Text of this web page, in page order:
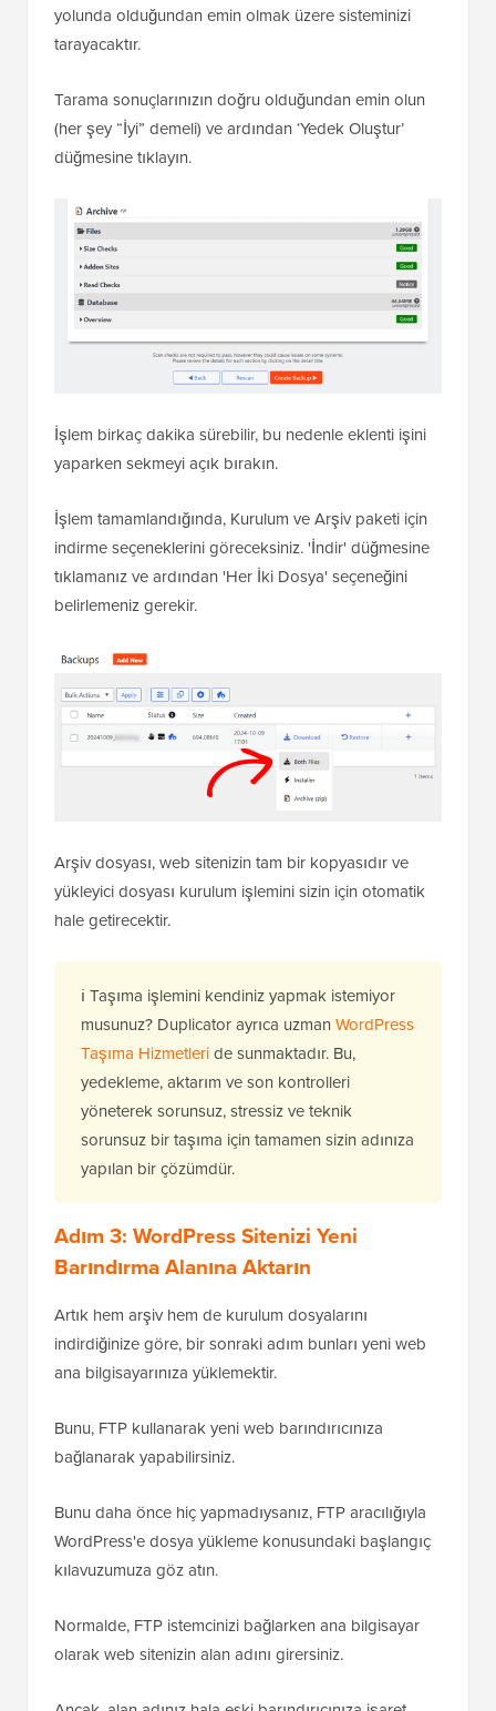
yolunda olduğundan emin olmak üzere sisteminizi
tarayacaktır.
Tarama sonuçlarınızın doğru olduğundan emin olun
(her şey “İyi” demeli) ve ardından ‘Yedek Oluştur’
düğmesine tıklayın.
İşlem birkaç dakika sürebilir, bu nedenle eklenti işini
yaparken sekmeyi açık bırakın.
İşlem tamamlandığında, Kurulum ve Arşiv paketi için
indirme seçeneklerini göreceksiniz. 'İndir' düğmesine
tıklamanız ve ardından 'Her İki Dosya' seçeneğini
belirlemeniz gerekir.
Arşiv dosyası, web sitenizin tam bir kopyasıdır ve
yükleyici dosyası kurulum işlemini sizin için otomatik
hale getirecektir.
ℹ️ Taşıma işlemini kendiniz yapmak istemiyor
musunuz? Duplicator ayrıca uzman WordPress
Taşıma Hizmetleride sunmaktadır. Bu,
yedekleme, aktarım ve son kontrolleri
yöneterek sorunsuz, stressiz ve teknik
sorunsuz bir taşıma için tamamen sizin adınıza
yapılan bir çözümdür.
Adım 3: WordPress Sitenizi Yeni
Barındırma Alanına Aktarın
Artık hem arşiv hem de kurulum dosyalarını
indirdiğinize göre, bir sonraki adım bunları yeni web
ana bilgisayarınıza yüklemektir.
Bunu, FTP kullanarak yeni web barındırıcınıza
bağlanarak yapabilirsiniz.
Bunu daha önce hiç yapmadıysanız, FTP aracılığıyla
WordPress'e dosya yükleme konusundaki başlangıç
kılavuzumuza göz atın.
Normalde, FTP istemcinizi bağlarken ana bilgisayar
olarak web sitenizin alan adını girersiniz.